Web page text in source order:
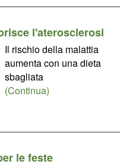
l'aterosclerosi
Il rischio della malattia
aumenta con una dieta
sbagliata
(Continua)
le feste